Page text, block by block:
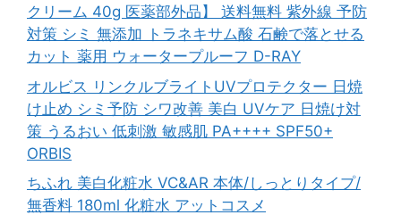
クリーム 40g 医薬部外品】 送料無料 紫外線 予防
対策 シミ 無添加 トラネキサム酸 石鹸で落とせる
カット 薬用 ウォータープルーフ D-RAY
オルビス リンクルブライトUVプロテクター 日焼
け止め シミ予防 シワ改善 美白 UVケア 日焼け対
策 うるおい 低刺激 敏感肌 PA++++ SPF50+
ORBIS
ちふれ 美白化粧水 VC&AR 本体/しっとりタイプ/
無香料 180ml 化粧水 アットコスメ